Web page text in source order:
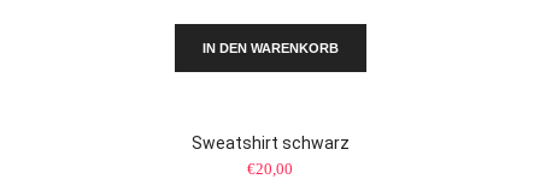
IN DEN WARENKORB
Sweatshirt schwarz
€20,00